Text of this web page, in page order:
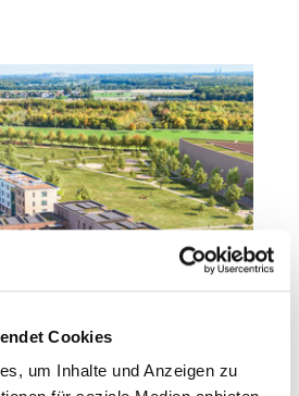
Cookies
um Inhalte und Anzeigen zu